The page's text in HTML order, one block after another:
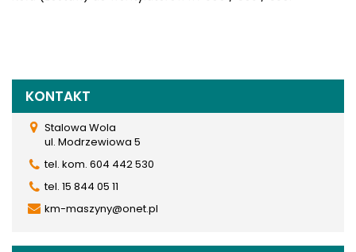
KONTAKT
Stalowa Wola
ul. Modrzewiowa 5
tel. kom. 604 442 530
tel. 15 844 05 11
km-maszyny@onet.pl